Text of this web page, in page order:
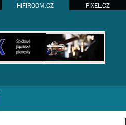
HIFIROOM.CZ PIXEL.CZ